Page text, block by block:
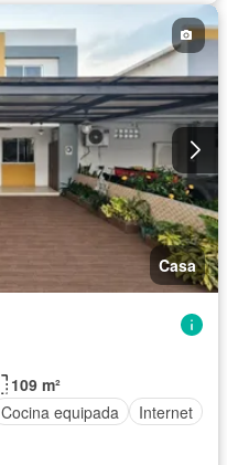
Casa
109 m²
Cocina equipada
Internet